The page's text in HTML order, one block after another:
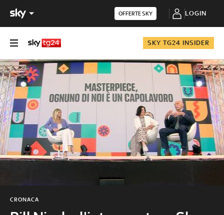
OFFERTE SKY LOGIN
SKY TG24 INSIDER
CRONACA